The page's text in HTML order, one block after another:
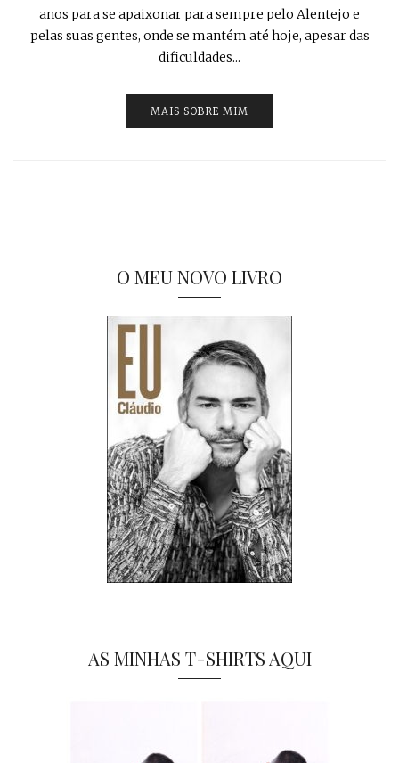
anos para se apaixonar para sempre pelo Alentejo e
pelas suas gentes, onde se mantém até hoje, apesar das
dificuldades...
MAIS SOBRE MIM
O MEU NOVO LIVRO
AS MINHAS T-SHIRTS AQUI